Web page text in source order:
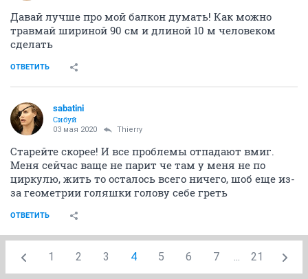
Давай лучше про мой балкон думать! Как можно
травмай шириной 90 см и длиной 10 м человеком
сделать
ОТВЕТИТЬ
sabatini
Сибуй
03 мая 2020 Thierry
Старейте скорее! И все проблемы отпадают вмиг.
Меня сейчас ваще не парит че там у меня не по
циркулю, жить то осталось всего ничего, шоб еще из-
за геометрии голяшки голову себе греть
ОТВЕТИТЬ
1 2 3 4 5 6 7 ... 21